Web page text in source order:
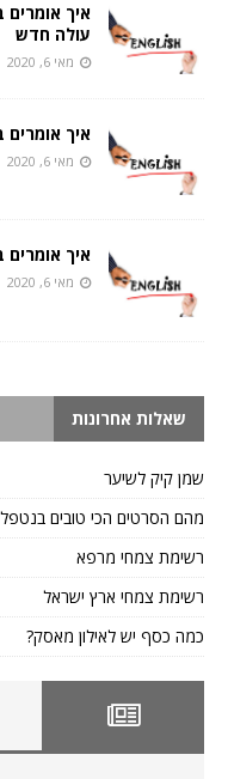
איך אומרים
עולה חדש
מאי 6, 2020
איך אומרים
מאי 6, 2020
איך אומרים
מאי 6, 2020
שאלות אחרונות
שמן קיק לשיער
מהם הסרטים הכי טובים
רשימת צמחי מרפא
רשימת צמחי ארץ ישראל
כמה כסף יש לאילון מאסק?